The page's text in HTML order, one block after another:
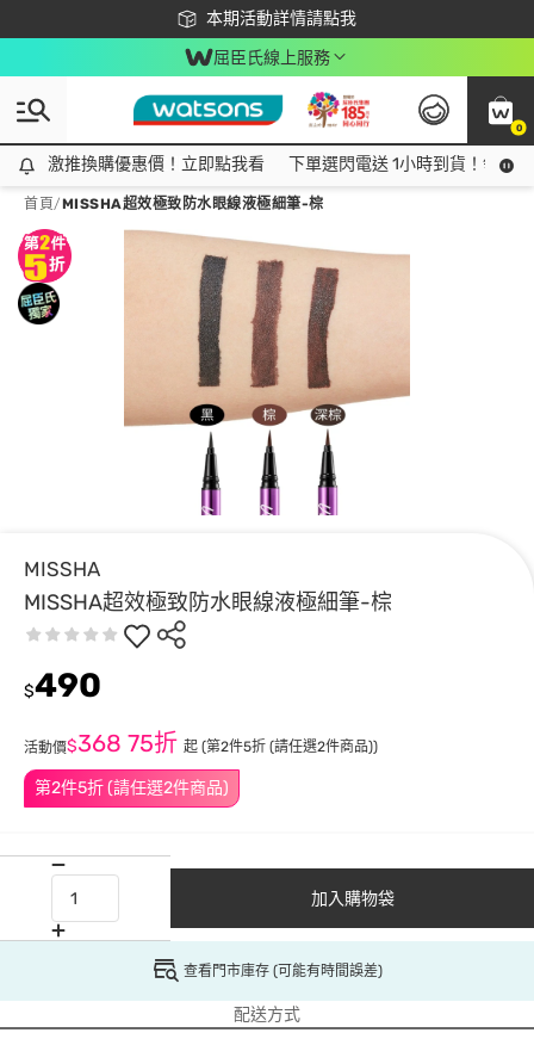
本期活動詳情請點我
下載app最高回饋$350
屈臣氏線上服務
0
激推換購優惠價！立即點我看
激推換購優惠價！立即點我看 下單選閃電送 1小時到貨！領神
首頁/MISSHA超效極致防水眼線液極細筆-棕
MISSHA
MISSHA超效極致防水眼線液極細筆-棕
第2件5折 (請任選2件商品)
$490
活動價$368 75折 起 (第2件5折 (請任選2件商品))
加入購物袋
查看門市庫存 (可能有時間誤差)
配送方式